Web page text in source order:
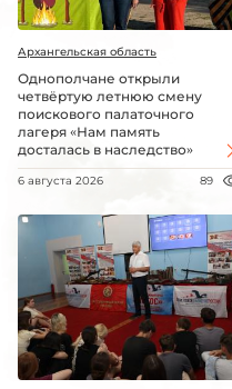
Архангельская область
Однополчане открыли
четвёртую летнюю смену
поискового палаточного
лагеря «Нам память
досталась в наследство»
6 августа 2026 89